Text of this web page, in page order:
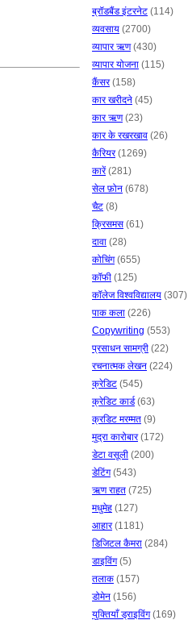
ब्रॉडबैंड इंटरनेट (114)
व्यवसाय (2700)
व्यापार ऋण(430)
व्यापार योजना (115)
कैंसर(158)
कार खरीदने (45)
कार ऋण(23)
कार के रखरखाव (26)
कैरियर(1269)
कारें(281)
सेल फ़ोन (678)
चैट (8)
क्रिसमस (61)
दावा (28)
कोचिंग(655)
कॉफी (125)
कॉलेज विश्वविद्यालय (307)
पाक कला (226)
Copywriting (553)
प्रसाधन सामग्री (22)
रचनात्मक लेखन (224)
क्रेडिट (545)
क्रेडिट कार्ड(63)
क्रडिट मरम्मत (9)
मुद्रा कारोबार(172)
डेटा वसूली (200)
डेटिंग(543)
ऋण राहत (725)
मधुमेह (127)
आहार(1181)
डिजिटल कैमरा (284)
डाइविंग(5)
तलाक (157)
डोमेन (156)
युक्तियाँ ड्राइविंग(169)